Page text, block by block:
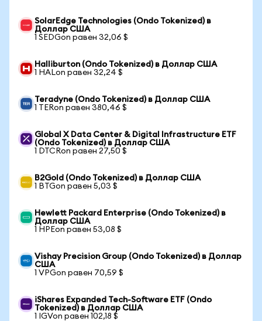
SolarEdge Technologies (Ondo Tokenized) в
Доллар США
1 SEDGon равен 32,06 $
Halliburton (Ondo Tokenized) в Доллар США
1 HALon равен 32,24 $
Teradyne (Ondo Tokenized) в Доллар США
1 TERon равен 380,46 $
Global X Data Center & Digital Infrastructure ETF
(Ondo Tokenized) в Доллар США
1 DTCRon равен 27,50 $
B2Gold (Ondo Tokenized) в Доллар США
1 BTGon равен 5,03 $
Hewlett Packard Enterprise (Ondo Tokenized) в
Доллар США
1 HPEon равен 53,08 $
Vishay Precision Group (Ondo Tokenized) в Доллар
США
1 VPGon равен 70,59 $
iShares Expanded Tech-Software ETF (Ondo
Tokenized) в Доллар США
1 IGVon равен 102,18 $